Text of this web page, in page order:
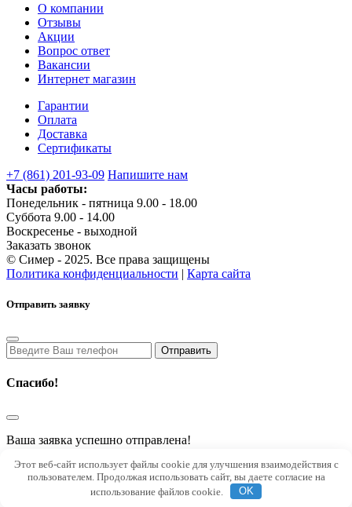
О компании
Отзывы
Акции
Вопрос ответ
Вакансии
Интернет магазин
Гарантии
Оплата
Доставка
Сертификаты
+7 (861) 201-93-09 Напишите нам
Часы работы:
Понедельник - пятница 9.00 - 18.00
Суббота 9.00 - 14.00
Воскресенье - выходной
Заказать звонок
© Симер - 2025. Все права защищены
Политика конфиденциальности | Карта сайта
Отправить заявку
Спасибо!
Ваша заявка успешно отправлена!
Этот веб-сайт использует файлы cookie для улучшения взаимодействия с
пользователем. Продолжая использовать сайт, вы даете согласие на
использование файлов cookie.
OK